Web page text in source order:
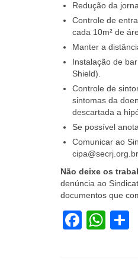
Redução da
Controle de
cada 10m² de
Manter a
Instalação de
Shield).
Controle de
sintomas da
descartada a
Se possível
Comunicar ao
cipa@secrj.org.br.
Não deixe os
denúncia ao
documentos que